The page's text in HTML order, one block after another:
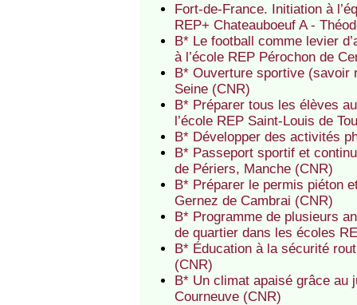
Fort-de-France. Initiation à
REP+ Chateauboeuf A -
B* Le football comme levier
à l’école REP Pérochon de
B* Ouverture sportive (savoir
Seine (CNR)
B* Préparer tous les élèves
l’école REP Saint-Louis de
B* Développer des activités
B* Passeport sportif et
de Périers, Manche (CNR)
B* Préparer le permis piéton
Gernez de Cambrai (CNR)
B* Programme de plusieurs
de quartier dans les écoles
B* Éducation à la sécurité
(CNR)
B* Un climat apaisé grâce au
Courneuve (CNR)